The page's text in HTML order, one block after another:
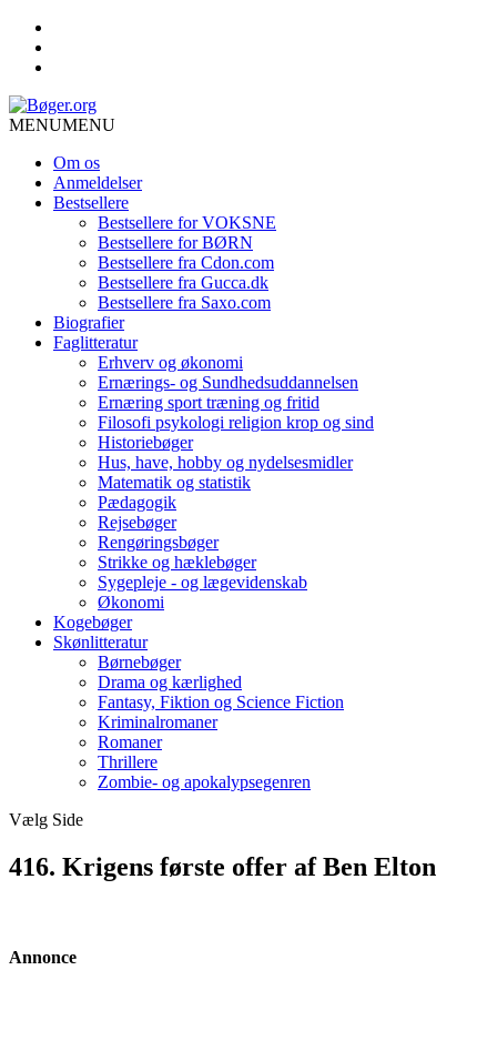
MENUMENU
Om os
Anmeldelser
Bestsellere
Bestsellere for VOKSNE
Bestsellere for BØRN
Bestsellere fra Cdon.com
Bestsellere fra Gucca.dk
Bestsellere fra Saxo.com
Biografier
Faglitteratur
Erhverv og økonomi
Ernærings- og Sundhedsuddannelsen
Ernæring sport træning og fritid
Filosofi psykologi religion krop og sind
Historiebøger
Hus, have, hobby og nydelsesmidler
Matematik og statistik
Pædagogik
Rejsebøger
Rengøringsbøger
Strikke og hæklebøger
Sygepleje - og lægevidenskab
Økonomi
Kogebøger
Skønlitteratur
Børnebøger
Drama og kærlighed
Fantasy, Fiktion og Science Fiction
Kriminalromaner
Romaner
Thrillere
Zombie- og apokalypsegenren
Vælg Side
416. Krigens første offer af Ben Elton
Annonce